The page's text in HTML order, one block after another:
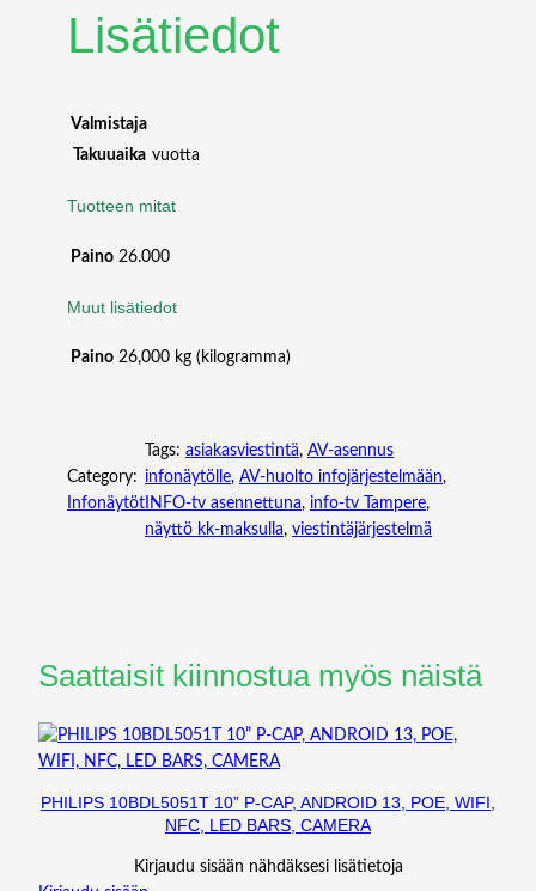
Lisätiedot
Valmistaja
Takuuaika vuotta
Tuotteen mitat
Paino 26.000
Muut lisätiedot
Paino 26,000 kg (kilogramma)
Category:
Infonäytöt
Tags: asiakasviestintä, AV-asennus
infonäytölle, AV-huolto infojärjestelmään
INFO-tv asennettuna, info-tv Tampere
näyttö kk-maksulla, viestintäjärjestelmä
Saattaisit kiinnostua myös näistä
PHILIPS 10BDL5051T 10” P-CAP, ANDROID 13, POE, WIFI,
NFC, LED BARS, CAMERA
Kirjaudu sisään nähdäksesi lisätietoja